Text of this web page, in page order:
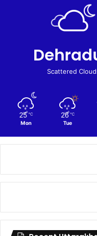
Scattered
25 ℃
Mon
26 ℃
Tue